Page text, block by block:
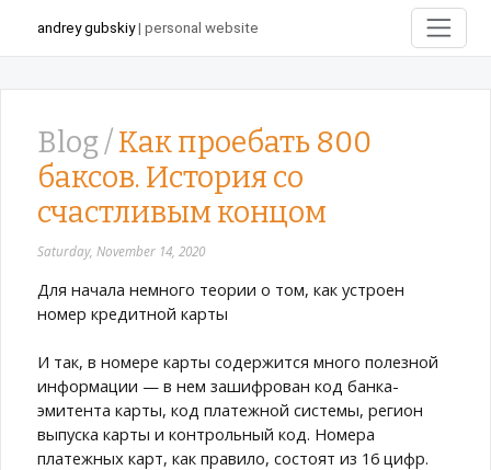
andrey gubskiy| personal website
Blog /Как проебать 800
баксов. История со
счастливым концом
Saturday, November 14, 2020
Для начала немного теории о том, как устроен
номер кредитной карты
И так, в номере карты содержится много полезной
информации — в нем зашифрован код банка-
эмитента карты, код платежной системы, регион
выпуска карты и контрольный код. Номера
платежных карт, как правило, состоят из 16 цифр.